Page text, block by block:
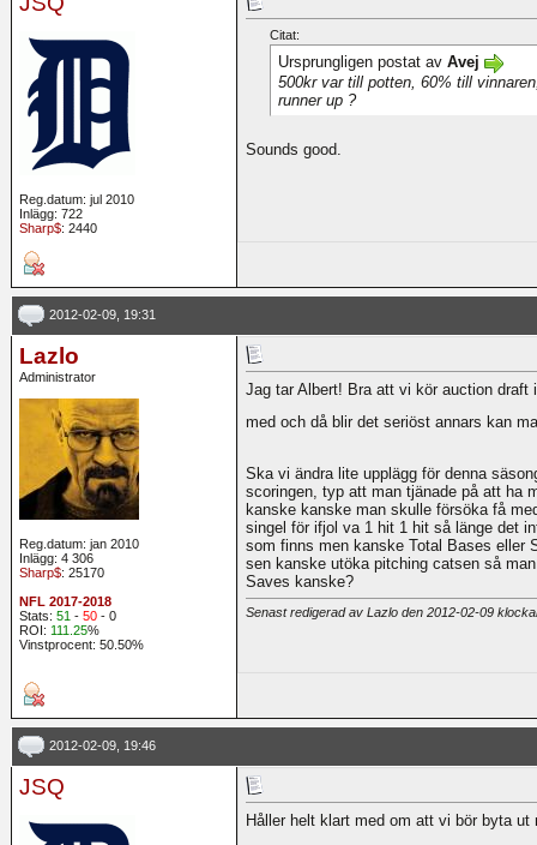
Reg.datum: jul 2010
Inlägg: 722
Sharp$: 2440
Citat:
Ursprungligen postat av Avej
500kr var till potten, 60% till
runner up ?
Sounds good.
2012-02-09, 19:31
Lazlo
Administrator
Reg.datum: jan 2010
Inlägg: 4 306
Sharp$: 25170
NFL 2017-2018
Stats: 51 - 50 - 0
ROI: 111.25%
Vinstprocent: 50.50%
Jag tar Albert! Bra att vi kör auction
med och då blir det seriöst annars kan
Ska vi ändra lite upplägg för denna
scoringen, typ att man tjänade på att ha
kanske kanske man skulle försöka få
singel för ifjol va 1 hit 1 hit så länge det
som finns men kanske Total Bases eller
sen kanske utöka pitching catsen så
Saves kanske?
Senast redigerad av Lazlo den 2012-02-09
2012-02-09, 19:46
JSQ
Håller helt klart med om att vi bör byta